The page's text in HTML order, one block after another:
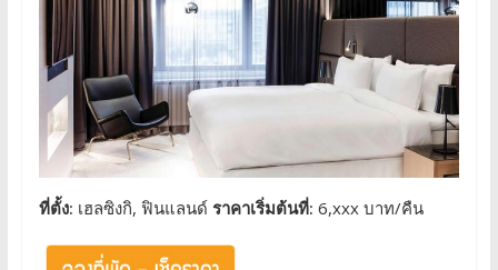
ที่ตั้ง: เฮลซิงกิ, ฟินแลนด์ ราคาเริ่มต้นที่: 6,xxx บาท/คืน